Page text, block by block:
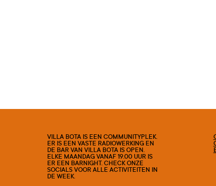
VILLA BOTA IS EEN COMMUNITYPLEK.
ER IS EEN VASTE RADIOWERKING EN
DE BAR VAN VILLA BOTA IS OPEN.
ELKE MAANDAG VANAF 19.00 UUR IS
ER EEN BARNIGHT. CHECK ONZE
SOCIALS VOOR ALLE ACTIVITEITEN IN
DE WEEK.